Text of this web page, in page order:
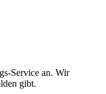
Service an. Wir
gibt.